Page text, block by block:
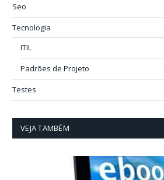
Seo
Tecnologia
ITIL
Padrões de Projeto
Testes
VEJA TAMBÉM